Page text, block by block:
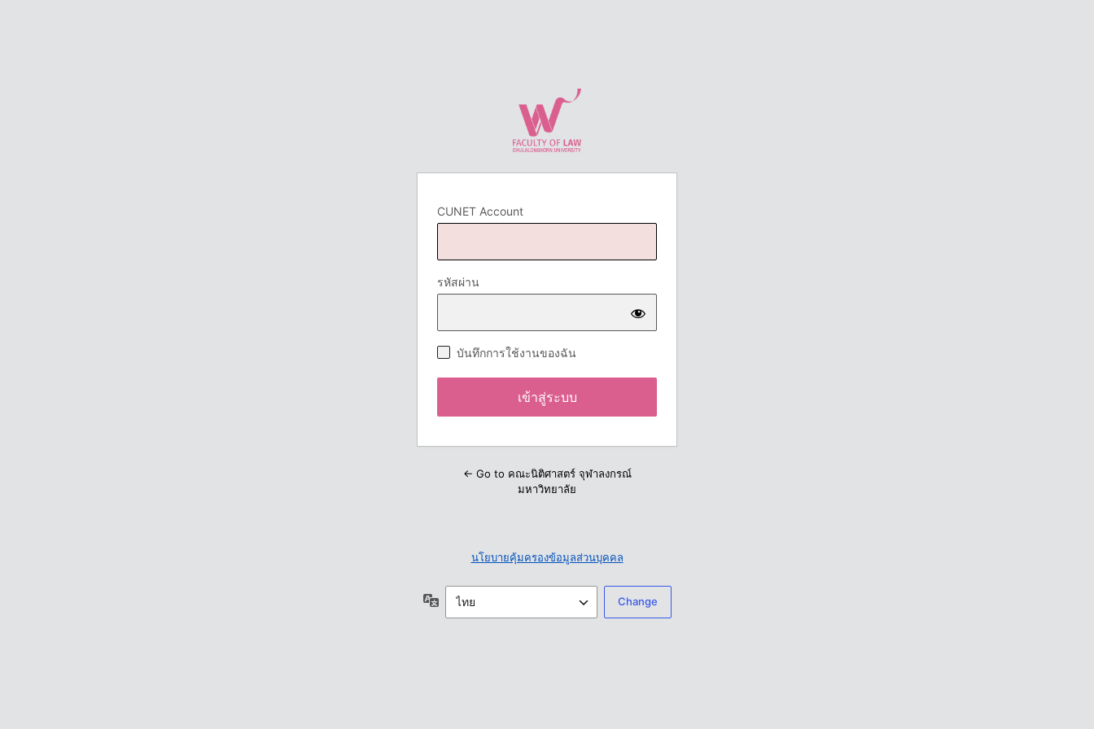
CUNET Account
รหัสผ่าน
บันทึกการใช้งานของฉัน
← Go to คณะนิติศาสตร์ จุฬาลงกรณ์
มหาวิทยาลัย
นโยบายคุ้มครองข้อมูลส่วนบุคคล
ภาษา